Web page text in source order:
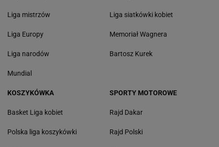
Liga mistrzów
Liga Europy
Liga narodów
Mundial
Liga siatkówki kobiet
Memoriał Wagnera
Bartosz Kurek
KOSZYKÓWKA
Basket Liga kobiet
Polska liga koszykówki
SPORTY MOTOROWE
Rajd Dakar
Rajd Polski